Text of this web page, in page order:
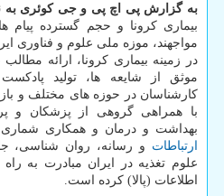
به گزارش پی اچ پی و جی کوئری به
بیماری کرونا و حجم گسترده پیام
مواجهند، موزه ملی علوم و فناوری
در زمینه بیماری کرونا، ارائه
موثق از شایعه ها، تولید
کارشناسان در حوزه های مختلف و
با همراهی گروهی از پزشکان و
بهداشت و درمان و همکاری
ارتباطات و رسانه، روان شناسی،
علوم تغذیه در ایران مبادرت به
اطلاعات (پالا) کرده است.